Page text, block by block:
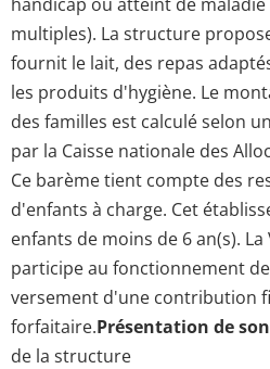
multiples). La structure
fournit le lait, des repas
les produits d'hygiène. Le
des familles est calculé selon
par la Caisse nationale des
Ce barème tient compte des
d'enfants à charge. Cet
enfants de moins de 6 an(s). La
participe au fonctionnement
versement d'une contribution
forfaitaire.Présentation de
de la structure